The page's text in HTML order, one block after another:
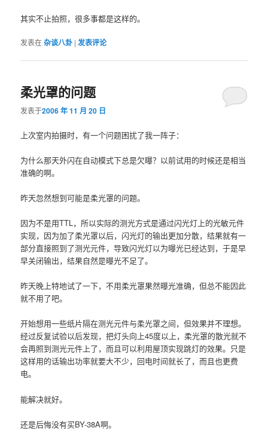
其实不止拍照，很多事都是这样的。
发表在杂谈八卦 |发表评论
柔光罩的问题
发表于2006 年 11 月 20 日
上次室内拍摄时，有一个问题困扰了我一阵子：
为什么那天外闪在自动模式下总是欠曝？以前试用的时候还是相当
准确的啊。
昨天忽然想到可能是柔光罩的问题。
因为不是用TTL，所以实际的测光方式是通过闪光灯上的光敏元件
实现，因为加了柔光罩以后，闪光灯的输出更加分散，结果就有一
部分直接照到了测光元件，导致闪光灯以为曝光已经达到，于是早
早关闭输出，结果自然是曝光不足了。
昨天晚上特地试了一下，不用柔光罩果然曝光准确，但总不能因此
就不用了吧。
开始想用一些纸片隔在测光元件与柔光罩之间，但效果并不理想。
经过反复试验以后发现，把灯头向上45度以上，柔光罩的散光就不
会再照到测光元件上了，而且可以利用屋顶实现跳灯的效果。只是
这样用的话输出功率就要大不少，回电时间就长了，而且也更费
电。
能解决就好。
还是后悔没有买BY-38A啊。